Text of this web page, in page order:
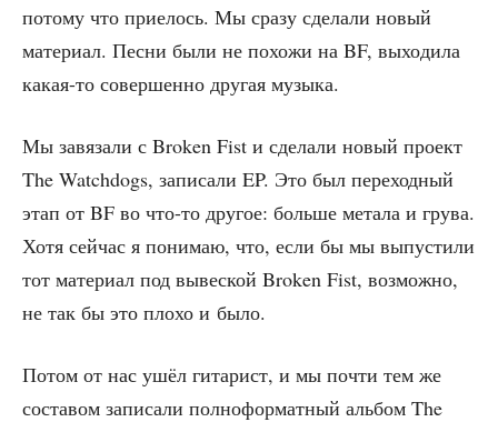
пото­му что при­елось. Мы сра­зу сде­ла­ли новый
мате­ри­ал. Пес­ни были не похо­жи на BF, выхо­ди­ла
какая-то совер­шен­но дру­гая музыка.
Мы завя­за­ли с Broken Fist и сде­ла­ли новый про­ект
The Watchdogs, запи­са­ли EP. Это был пере­ход­ный
этап от BF во что-то дру­гое: боль­ше мета­ла и гру­ва.
Хотя сей­час я пони­маю, что, если бы мы выпу­сти­ли
тот мате­ри­ал под вывес­кой Broken Fist, воз­мож­но,
не так бы это пло­хо и было.
Потом от нас ушёл гита­рист, и мы почти тем же
соста­вом запи­са­ли пол­но­фор­мат­ный аль­бом The